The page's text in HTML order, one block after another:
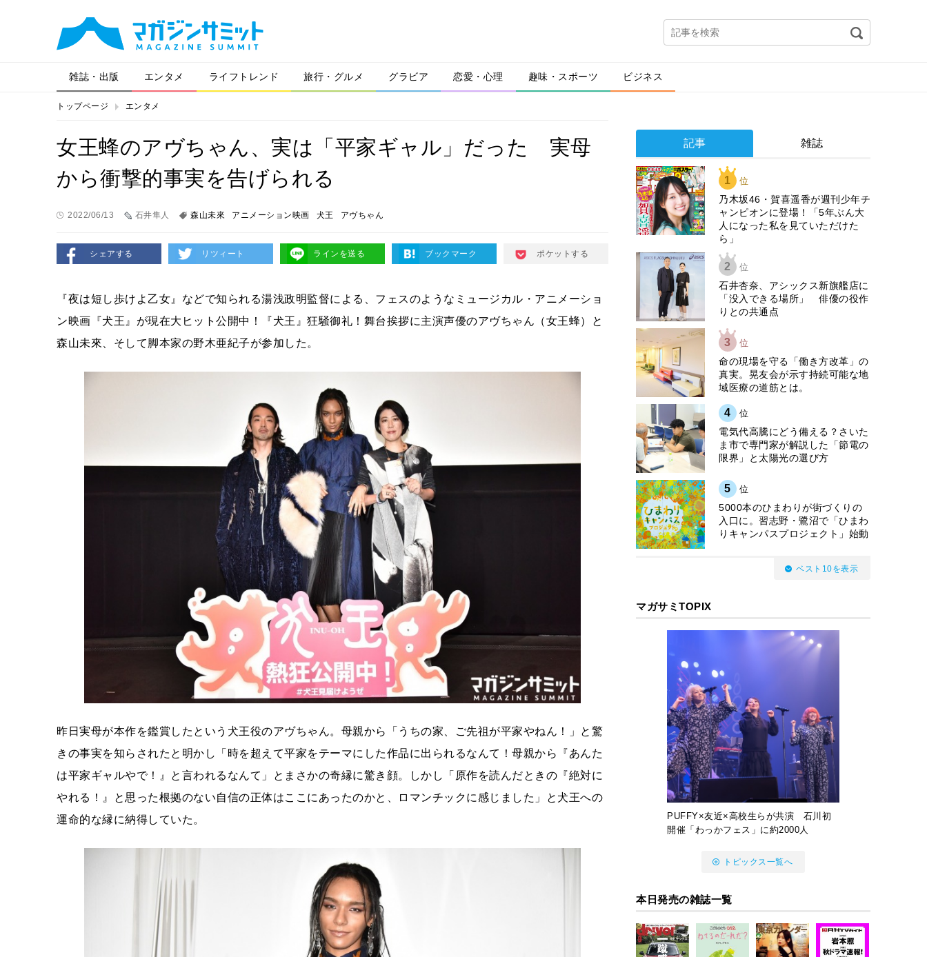
雑誌・出版 エンタメ ライフトレンド 旅行・グルメ グラビア 恋愛・心理 趣味・スポーツ ビジネス
トップページ エンタメ
女王蜂のアヴちゃん、実は「平家ギャル」だった 実母
から衝撃的事実を告げられる
2022/06/13 石井隼人 森山未來 アニメーション映画 犬王 アヴちゃん
シェアする リツィート ラインを送る ブックマーク ポケットする
『夜は短し歩けよ乙女』などで知られる湯浅政明監督による、フェスのようなミュージカル・アニメーショ
ン映画『犬王』が現在大ヒット公開中！『犬王』狂騒御礼！舞台挨拶に主演声優のアヴちゃん（女王蜂）と
森山未來、そして脚本家の野木亜紀子が参加した。
昨日実母が本作を鑑賞したという犬王役のアヴちゃん。母親から「うちの家、ご先祖が平家やねん！」と驚
きの事実を知らされたと明かし「時を超えて平家をテーマにした作品に出られるなんて！母親から『あんた
は平家ギャルやで！』と言われるなんて」とまさかの奇縁に驚き顔。しかし「原作を読んだときの『絶対に
やれる！』と思った根拠のない自信の正体はここにあったのかと、ロマンチックに感じました」と犬王への
運命的な縁に納得していた。
記事 雑誌
1 位
乃木坂46・賀喜遥香が週刊少年チ
ャンピオンに登場！「5年ぶん大
人になった私を見ていただけた
ら」
2 位
石井杏奈、アシックス新旗艦店に
「没入できる場所」 俳優の役作
りとの共通点
3 位
​命の現場を守る「働き方改革」の
真実。晃友会が示す持続可能な地
域医療の道筋とは。
4 位
電気代高騰にどう備える？さいた
ま市で専門家が解説した「節電の
限界」と太陽光の選び方
5 位
5000本のひまわりが街づくりの
入口に。習志野・鷺沼で「ひまわ
りキャンパスプロジェクト」始動
ベスト10を表示
マガサミTOPIX
PUFFY×友近×高校生らが共演 石川初
開催「わっかフェス」に約2000人
トピックス一覧へ
本日発売の雑誌一覧